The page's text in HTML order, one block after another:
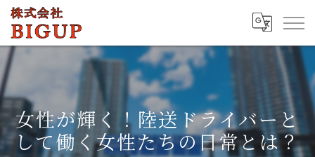
女性が輝く！陸送ドライバーと
して働く女性たちの日常とは？